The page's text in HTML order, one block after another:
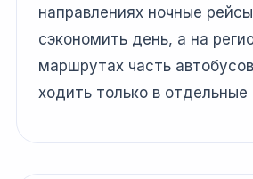
направлениях ночные
сэкономить день, а на
маршрутах часть
ходить только в